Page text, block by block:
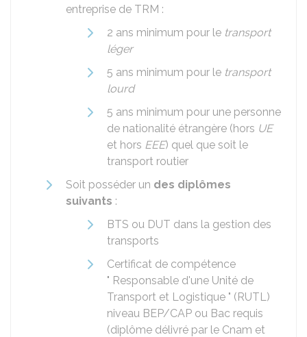
entreprise de TRM :
2 ans minimum pour le transport
léger
5 ans minimum pour le transport
lourd
5 ans minimum pour une personne
de nationalité étrangère (hors UE
et hors EEE) quel que soit le
transport routier
Soit posséder un des diplômes
suivants :
BTS ou DUT dans la gestion des
transports
Certificat de compétence
" Responsable d'une Unité de
Transport et Logistique " (RUTL)
niveau BEP/CAP ou Bac requis
(diplôme délivré par le Cnam et